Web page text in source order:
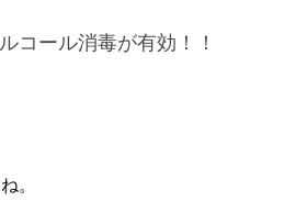
コール消毒が有効！！
。